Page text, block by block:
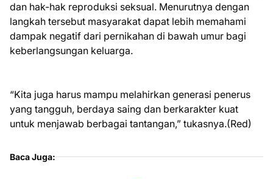
dan hak-hak reproduksi seksual. Menurutnya dengan
langkah tersebut masyarakat dapat lebih memahami
dampak negatif dari pernikahan di bawah umur bagi
keberlangsungan keluarga.
“Kita juga harus mampu melahirkan generasi penerus
yang tangguh, berdaya saing dan berkarakter kuat
untuk menjawab berbagai tantangan,” tukasnya.(Red)
Baca Juga: